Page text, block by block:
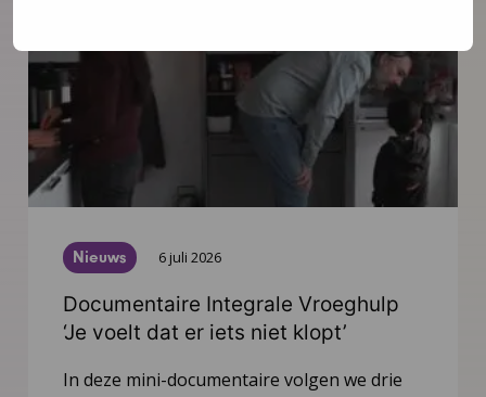
Nieuws 6 juli 2026
Documentaire Integrale Vroeghulp
‘Je voelt dat er iets niet klopt’
In deze mini-documentaire volgen we drie